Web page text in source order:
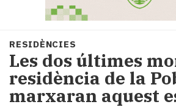
Societat
Política
i
municipis
Economia
RESIDÈNCIES
Les dos últimes
residència de la
marxaran aquest